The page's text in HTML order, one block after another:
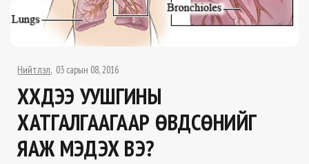
Нийтлэл 03 сарын 08, 2016
ХҮҮХДЭЭ УУШГИНЫ
ХАТГАЛГААГААР ӨВДСӨНИЙГ
ЯАЖ МЭДЭХ ВЭ?